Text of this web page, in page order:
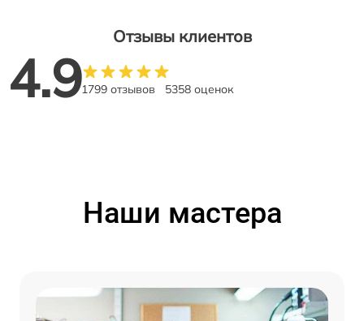
Отзывы клиентов
4.91799 отзывов 5358 оценок
Наши мастера